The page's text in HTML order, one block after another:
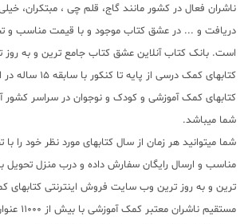
ناشران فعال در کشور مانند گاج، قلم چی ، مبتکران،
دریافت و ... در عشق کتاب موجود و با قیمت مناسب و
است. بانک کتاب آنلاین عشق کتاب جامع ترین و به روز
کتابهای کمک درسی از
کتابهای کمک آموزشی و کودک و نوجوان در سراسر کشور
شما میباشد.
شما میتوانید هر زمان از سال کتابهای مورد نظر خود را
مناسب و ارسال رایگان سفارش داده و درب منزل
ترین و به روز ترین وب سایت فروش اینترنتی کتابهای